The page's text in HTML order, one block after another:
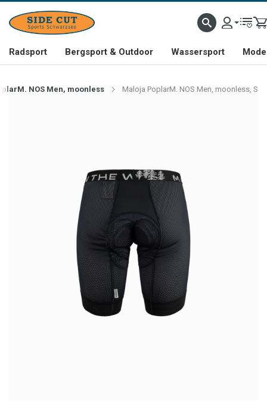
Radsport Bergsport & Outdoor Wassersport
NOS Men, moonless Maloja PoplarM. NOS Men, moonless, S